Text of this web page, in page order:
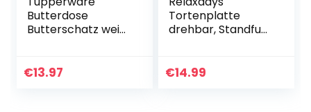
Butterdose
Butterschatz weiß
€13.97
Tortenplatte
drehbar, Standfuß,
Drehteller für
€14.99